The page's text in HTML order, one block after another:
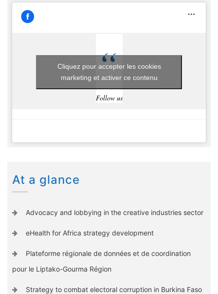
Follow us
Cliquez pour accepter les cookies
marketing et activer ce contenu
At a glance
Advocacy and lobbying in the creative industries sector
eHealth for Africa strategy development
Plateforme régionale de données et de coordination
pour le Liptako-Gourma Région
Strategy to combat electoral corruption in Burkina Faso